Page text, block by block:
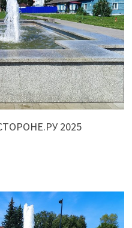
2025